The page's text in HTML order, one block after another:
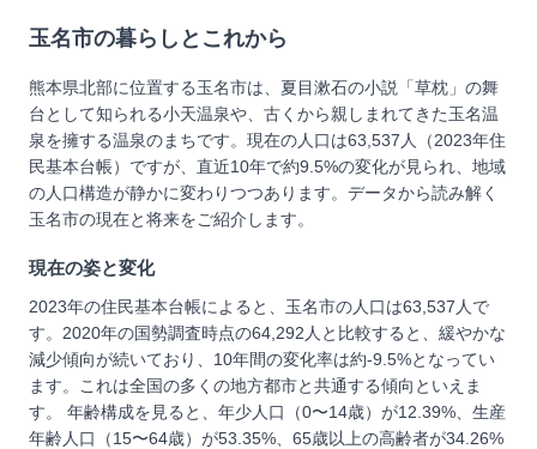
玉名市の暮らしとこれから
熊本県北部に位置する玉名市は、夏目漱石の小説「草枕」の舞
台として知られる小天温泉や、古くから親しまれてきた玉名温
泉を擁する温泉のまちです。現在の人口は63,537人（2023年住
民基本台帳）ですが、直近10年で約9.5%の変化が見られ、地域
の人口構造が静かに変わりつつあります。データから読み解く
玉名市の現在と将来をご紹介します。
現在の姿と変化
2023年の住民基本台帳によると、玉名市の人口は63,537人で
す。2020年の国勢調査時点の64,292人と比較すると、緩やかな
減少傾向が続いており、10年間の変化率は約-9.5%となってい
ます。これは全国の多くの地方都市と共通する傾向といえま
す。 年齢構成を見ると、年少人口（0〜14歳）が12.39%、生産
年齢人口（15〜64歳）が53.35%、65歳以上の高齢者が34.26%